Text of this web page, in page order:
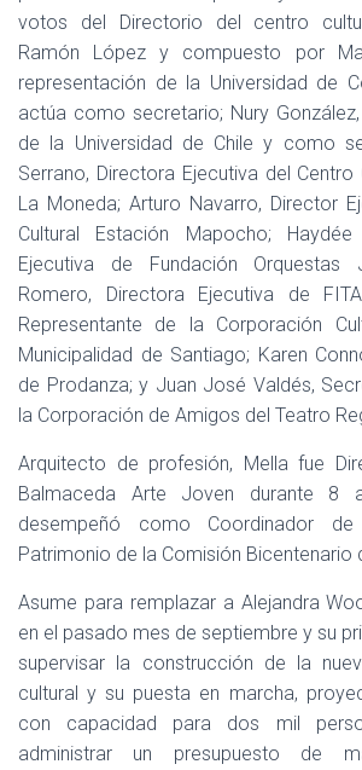
votos del Directorio del centro
Ramón López y compuesto por
representación de la Universidad de
actúa como secretario; Nury
de la Universidad de Chile y como
Serrano, Directora Ejecutiva del Centro
La Moneda; Arturo Navarro, Director
Cultural Estación Mapocho;
Ejecutiva de Fundación Orquestas
Romero, Directora Ejecutiva de
Representante de la Corporación
Municipalidad de Santiago; Karen
de Prodanza; y Juan José Valdés,
la Corporación de Amigos del Teatro
Arquitecto de profesión, Mella fue
Balmaceda Arte Joven durante 8
desempeñó como Coordinador
Patrimonio de la Comisión Bicentenario
Asume para remplazar a Alejandra
en el pasado mes de septiembre y su
supervisar la construcción de la
cultural y su puesta en marcha,
con capacidad para dos mil
administrar un presupuesto de